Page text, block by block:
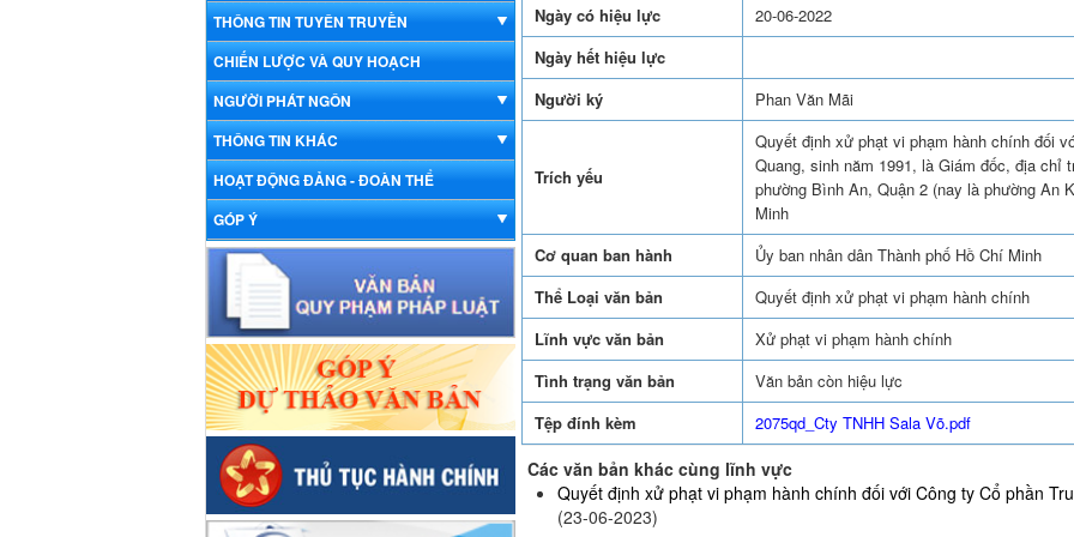
THÔNG TIN TUYÊN TRUYỀN
CHIẾN LƯỢC VÀ QUY HOẠCH
NGƯỜI PHÁT NGÔN
THÔNG TIN KHÁC
HOẠT ĐỘNG ĐẢNG - ĐOÀN THỂ
GÓP Ý
Ngày có hiệu lực
20-06-2022
Ngày hết hiệu lực
Người ký
Phan Văn Mãi
Trích yếu
Quyết định xử phạt vi phạm hành chính đối
Quang, sinh năm 1991, là Giám đốc, địa chỉ
phường Bình An, Quận 2 (nay là phường An
Minh
Cơ quan ban hành
Ủy ban nhân dân Thành phố Hồ Chí Minh
Thể Loại văn bản
Quyết định xử phạt vi phạm hành chính
Lĩnh vực văn bản
Xử phạt vi phạm hành chính
Tình trạng văn bản
Văn bản còn hiệu lực
Tệp đính kèm
2075qd_Cty TNHH Sala Võ.pdf
Các văn bản khác cùng lĩnh vực
Quyết định xử phạt vi phạm hành chính đối với Công ty Cổ phần
(23-06-2023)